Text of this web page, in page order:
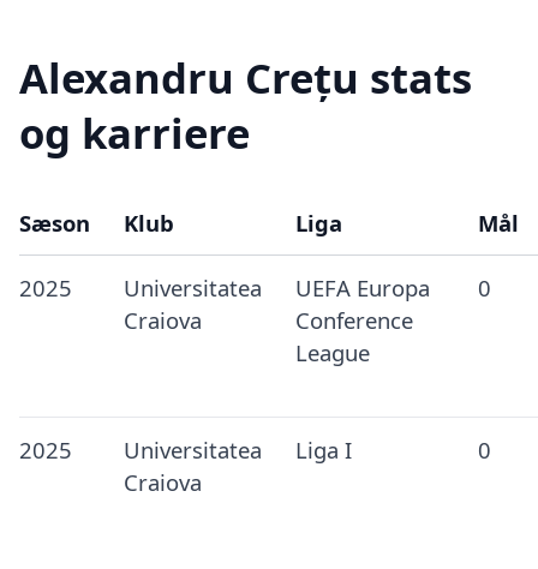
Alexandru Crețu stats
og karriere
Sæson Klub Liga Mål
2025
Universitatea
Craiova
UEFA Europa
Conference
League
0
2025
Universitatea
Craiova
Liga I 0